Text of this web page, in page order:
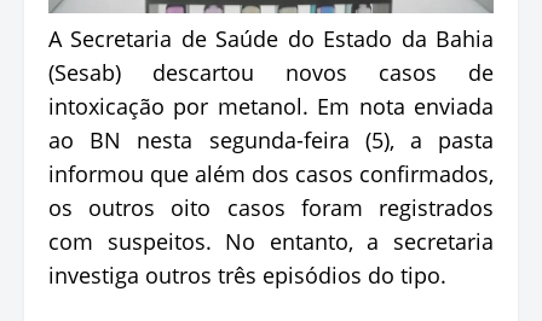
A Secretaria de Saúde do Estado da Bahia
(Sesab) descartou novos casos de
intoxicação por metanol. Em nota enviada
ao BN nesta segunda-feira (5), a pasta
informou que além dos casos confirmados,
os outros oito casos foram registrados
com suspeitos. No entanto, a secretaria
investiga outros três episódios do tipo.